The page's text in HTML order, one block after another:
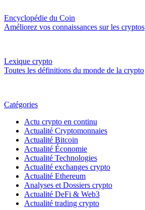
Encyclopédie du Coin
Améliorez vos connaissances sur les cryptos
Lexique crypto
Toutes les définitions du monde de la crypto
Catégories
Actu crypto en continu
Actualité Cryptomonnaies
Actualité Bitcoin
Actualité Économie
Actualité Technologies
Actualité exchanges crypto
Actualité Ethereum
Analyses et Dossiers crypto
Actualité DeFi & Web3
Actualité trading crypto